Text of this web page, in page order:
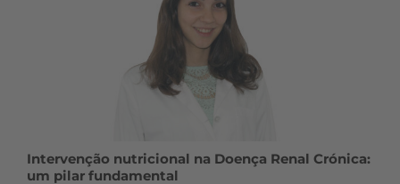
Intervenção nutricional na Doença Renal Crónica:
um pilar fundamental